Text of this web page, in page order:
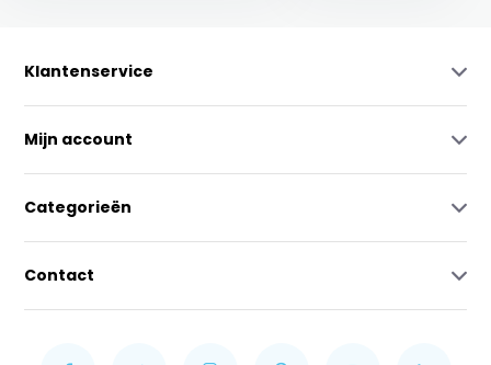
Klantenservice
Mijn account
Categorieën
Contact